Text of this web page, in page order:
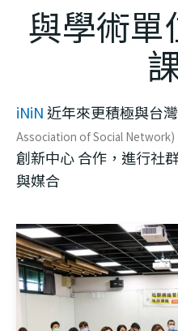
與學術單
iNiN 近年來更積極與台
Association of Social Network)
創新中心 合作，進行社
與媒合